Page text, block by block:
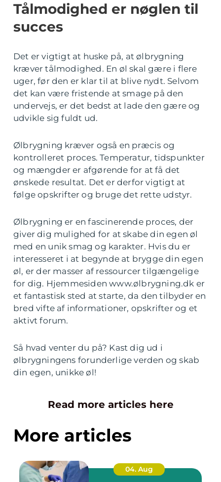
Tålmodighed er nøglen til
succes
Det er vigtigt at huske på, at ølbrygning
kræver tålmodighed. En øl skal gære i flere
uger, før den er klar til at blive nydt. Selvom
det kan være fristende at smage på den
undervejs, er det bedst at lade den gære og
udvikle sig fuldt ud.
Ølbrygning kræver også en præcis og
kontrolleret proces. Temperatur, tidspunkter
og mængder er afgørende for at få det
ønskede resultat. Det er derfor vigtigt at
følge opskrifter og bruge det rette udstyr.
Ølbrygning er en fascinerende proces, der
giver dig mulighed for at skabe din egen øl
med en unik smag og karakter. Hvis du er
interesseret i at begynde at brygge din egen
øl, er der masser af ressourcer tilgængelige
for dig. Hjemmesiden www.ølbrygning.dk er
et fantastisk sted at starte, da den tilbyder en
bred vifte af informationer, opskrifter og et
aktivt forum.
Så hvad venter du på? Kast dig ud i
ølbrygningens forunderlige verden og skab
din egen, unikke øl!
Read more articles here
More articles
04. Aug